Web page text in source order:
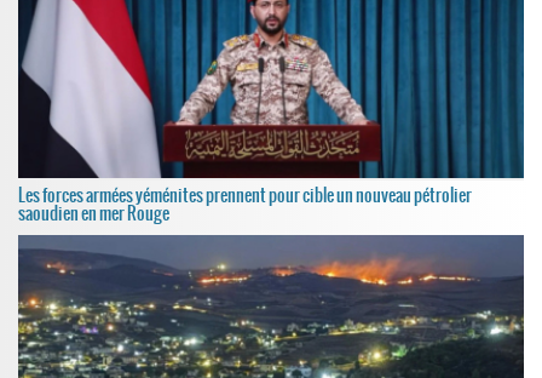
Les forces armées yéménites prennent pour cible un nouveau pétrolier
saoudien en mer Rouge